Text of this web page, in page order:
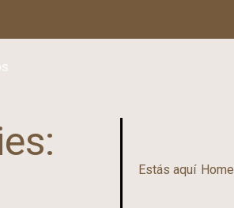
Estás aquí Home